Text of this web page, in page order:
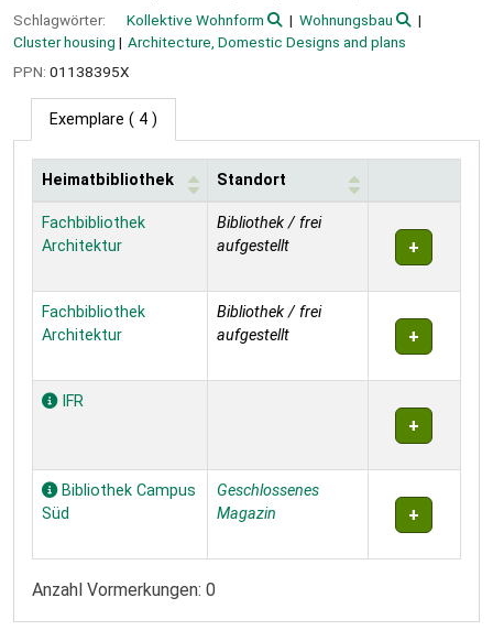
Schlagwörter:
Kollektive Wohnform
Wohnungsbau
Cluster housing
Architecture, Domestic Designs and plans
PPN: 01138395X
Exemplare ( 4 )
Exemplare
Heimatbibliothek Standort
Fachbibliothek
Architektur
Bibliothek / frei
aufgestellt
Fachbibliothek
Architektur
Bibliothek / frei
aufgestellt
IFR
Bibliothek Campus
Süd
Geschlossenes
Magazin
Anzahl Vormerkungen: 0